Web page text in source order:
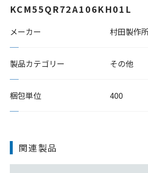
KCM55QR72A106KH01L
メーカー 村田製作
製品カテゴリー その他
梱包単位 400
関連製品